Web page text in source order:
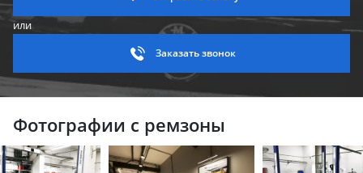
или
Заказать звонок
Фотографии с ремзоны